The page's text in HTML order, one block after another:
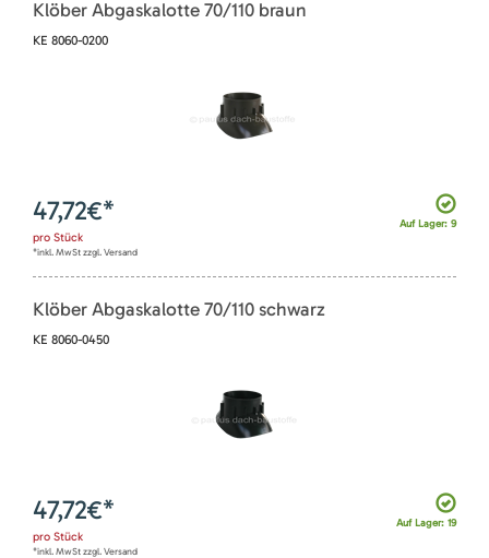
Klöber Abgaskalotte 70/110 braun
KE 8060-0200
Auf Lager: 9
47,72€*
pro Stück
*inkl. MwSt zzgl. Versand
Klöber Abgaskalotte 70/110 schwarz
KE 8060-0450
Auf Lager: 19
47,72€*
pro Stück
*inkl. MwSt zzgl. Versand